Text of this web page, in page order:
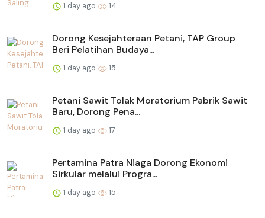
1 day ago 14
Dorong Kesejahteraan Petani, TAP Group
Beri Pelatihan Budaya...
1 day ago 15
Petani Sawit Tolak Moratorium Pabrik Sawit
Baru, Dorong Pena...
1 day ago 17
Pertamina Patra Niaga Dorong Ekonomi
Sirkular melalui Progra...
1 day ago 15